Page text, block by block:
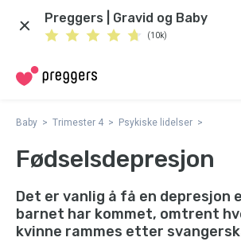
Preggers | Gravid og Baby
(10k)
Baby Trimester 4 Psykiske lidelser
Fødselsdepresjon
Det er vanlig å få en depresjon
barnet har kommet, omtrent
kvinne rammes etter